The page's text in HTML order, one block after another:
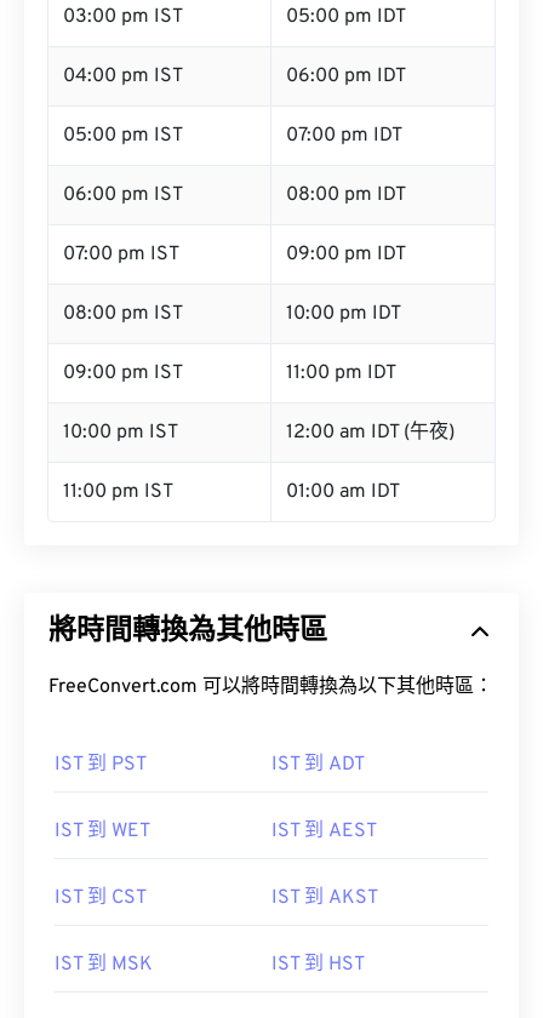
03:00 pm IST 05:00 pm IDT
04:00 pm IST 06:00 pm IDT
05:00 pm IST 07:00 pm IDT
06:00 pm IST 08:00 pm IDT
07:00 pm IST 09:00 pm IDT
08:00 pm IST 10:00 pm IDT
09:00 pm IST 11:00 pm IDT
10:00 pm IST 12:00 am IDT (午夜)
11:00 pm IST 01:00 am IDT
將時間轉換為其他時區
FreeConvert.com 可以將時間轉換為以下其他時區：
IST 到 PST IST 到 ADT
IST 到 WET IST 到 AEST
IST 到 CST IST 到 AKST
IST 到 MSK IST 到 HST